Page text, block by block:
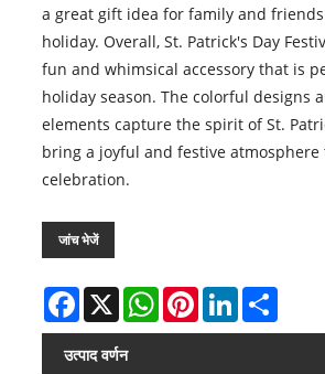
a great gift idea for family and
holiday. Overall, St. Patrick's Day
fun and whimsical accessory that is
holiday season. The colorful designs
elements capture the spirit of St.
bring a joyful and festive atmosphere
celebration.
जांच भेजें
Facebook
X WhatsAppPinterestLinkedInShare
उत्पाद वर्णन